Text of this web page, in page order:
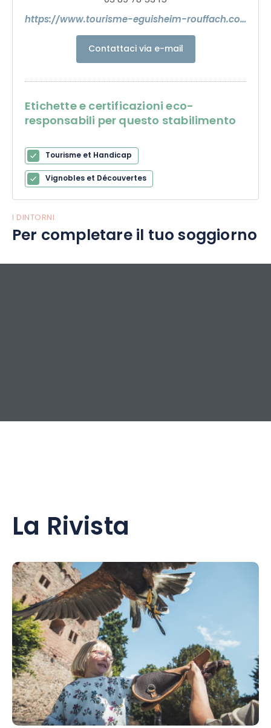
https://www.tourisme-eguisheim-rouffach.com/
Contattaci via e-mail
Etichette e certificazioni eco-
responsabili per questo stabilimento
Tourisme et Handicap
Vignobles et Découvertes
I DINTORNI
Per completare il tuo soggiorno
La Rivista